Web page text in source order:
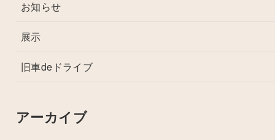
お知らせ
展示
旧車deドライブ
アーカイブ